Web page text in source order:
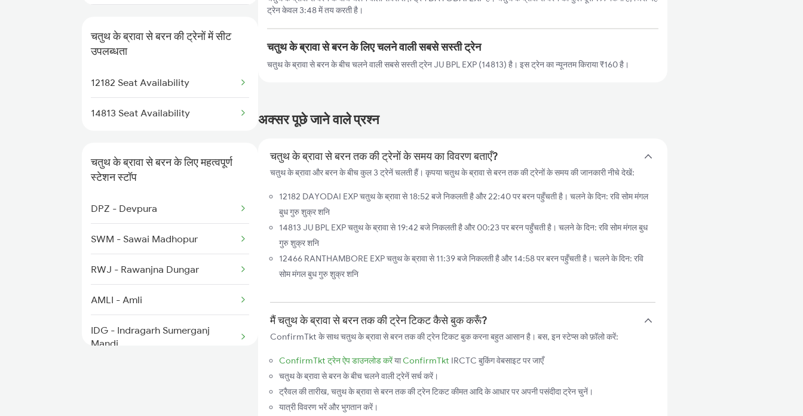
9742 Bxn Jaipur Spl
9807 Kota Hisar Spl
4710 Puri Bkn Spl
8213 Durg Aii Spl
8214 Aii Durg Exp Spl
8574 Bgkt Vskp Spl
9607 Koaa Mdjn Spl
9608 Mdjn Koaa Spl
9659 Shm Udz Spl
9660 Udz Shm Spl
चतुथ के ब्रावा से बरन की ट्रेनों में सीट
उपलब्धता
12182 Seat Availability
14813 Seat Availability
चतुथ के ब्रावा से बरन के लिए महत्वपूर्ण
स्टेशन स्टॉप
DPZ - Devpura
SWM - Sawai Madhopur
RWJ - Rawanjna Dungar
AMLI - Amli
IDG - Indragarh Sumerganj
Mandi
ट्रेन केवल 3:48 में तय करती है।
चतुथ के ब्रावा से बरन के लिए चलने वाली सबसे सस्ती ट्रेन
चतुथ के ब्रावा से बरन के बीच चलने वाली सबसे सस्ती ट्रेन JU BPL EXP (14813) है। इस ट्रेन का न्यूनतम किराया ₹160 है।
अक्सर पूछे जाने वाले प्रश्न
चतुथ के ब्रावा से बरन तक की ट्रेनों के समय का विवरण बताएँ?
चतुथ के ब्रावा और बरन के बीच कुल 3 ट्रेनें चलती हैं। कृपया चतुथ के ब्रावा से बरन तक की ट्रेनों के समय की जानकारी नीचे देखें:
12182 DAYODAI EXP चतुथ के ब्रावा से 18:52 बजे निकलती है और 22:40 पर बरन पहुँचती है। चलने के दिन: रवि सोम मंगल
बुध गुरु शुक्र शनि
14813 JU BPL EXP चतुथ के ब्रावा से 19:42 बजे निकलती है और 00:23 पर बरन पहुँचती है। चलने के दिन: रवि सोम मंगल बुध
गुरु शुक्र शनि
12466 RANTHAMBORE EXP चतुथ के ब्रावा से 11:39 बजे निकलती है और 14:58 पर बरन पहुँचती है। चलने के दिन: रवि
सोम मंगल बुध गुरु शुक्र शनि
मैं चतुथ के ब्रावा से बरन तक की ट्रेन टिकट कैसे बुक करूँ?
ConfirmTkt के साथ चतुथ के ब्रावा से बरन तक की ट्रेन टिकट बुक करना बहुत आसान है। बस, इन स्टेप्स को फ़ॉलो करें:
ConfirmTkt ट्रेन ऐप डाउनलोड करेंयाConfirmTkt IRCTC बुकिंग वेबसाइट पर जाएँ
चतुथ के ब्रावा से बरन के बीच चलने वाली ट्रेनें सर्च करें।
ट्रैवल की तारीख, चतुथ के ब्रावा से बरन तक की ट्रेन टिकट कीमत आदि के आधार पर अपनी पसंदीदा ट्रेन चुनें।
यात्री विवरण भरें और भुगतान करें।